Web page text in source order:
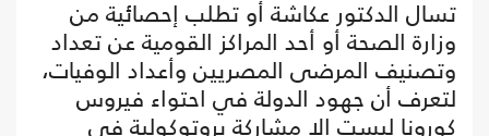
تسال الدكتور عكاشة أو تطلب إحصائية من
وزارة الصحة أو أحد المراكز القومية عن تعداد
وتصنيف المرضى المصريين وأعداد الوفيات،
لتعرف أن جهود الدولة في احتواء فيروس
كورونا ليست إلا مشاركة بروتوكولية في